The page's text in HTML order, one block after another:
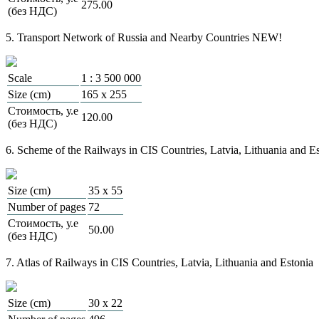
(без НДС)
275.00
5. Transport Network of Russia and Nearby Countries NEW!
Scale
1 : 3 500 000
Size (cm)
165 х 255
Стоимость, у.е
(без НДС)
120.00
6. Scheme of the Railways in CIS Countries, Latvia, Lithuania and
Size (cm)
35 х 55
Number of pages 72
Стоимость, у.е
(без НДС)
50.00
7. Atlas of Railways in CIS Countries, Latvia, Lithuania and Estonia
Size (cm)
30 х 22